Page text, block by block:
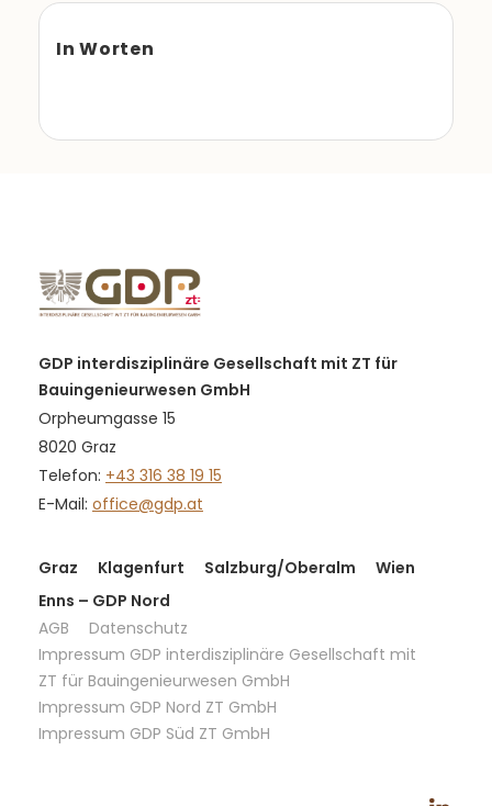
In Worten
GDP interdisziplinäre Gesellschaft mit ZT für
Bauingenieurwesen GmbH
Orpheumgasse 15
8020 Graz
Telefon: +43 316 38 19 15
E-Mail: office@gdp.at
Graz Klagenfurt Salzburg/Oberalm
Wien
Enns – GDP Nord
AGB
Datenschutz
Impressum GDP interdisziplinäre Gesellschaft mit
ZT für Bauingenieurwesen GmbH
Impressum GDP Nord ZT GmbH
Impressum GDP Süd ZT GmbH